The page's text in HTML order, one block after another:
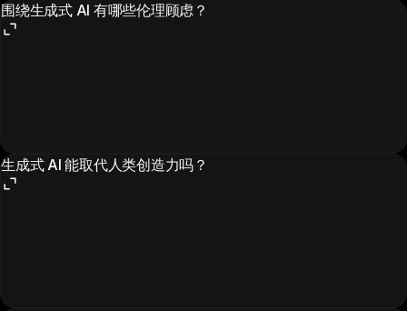
围绕生成式 AI 有哪些伦理顾虑？
生成式 AI 能取代人类创造力吗？